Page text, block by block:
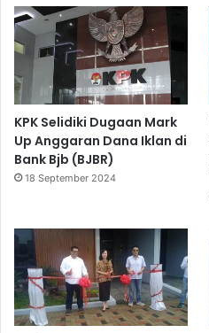
KPK Selidiki Dugaan Mark
Up Anggaran Dana Iklan di
Bank Bjb (BJBR)
18 September 2024